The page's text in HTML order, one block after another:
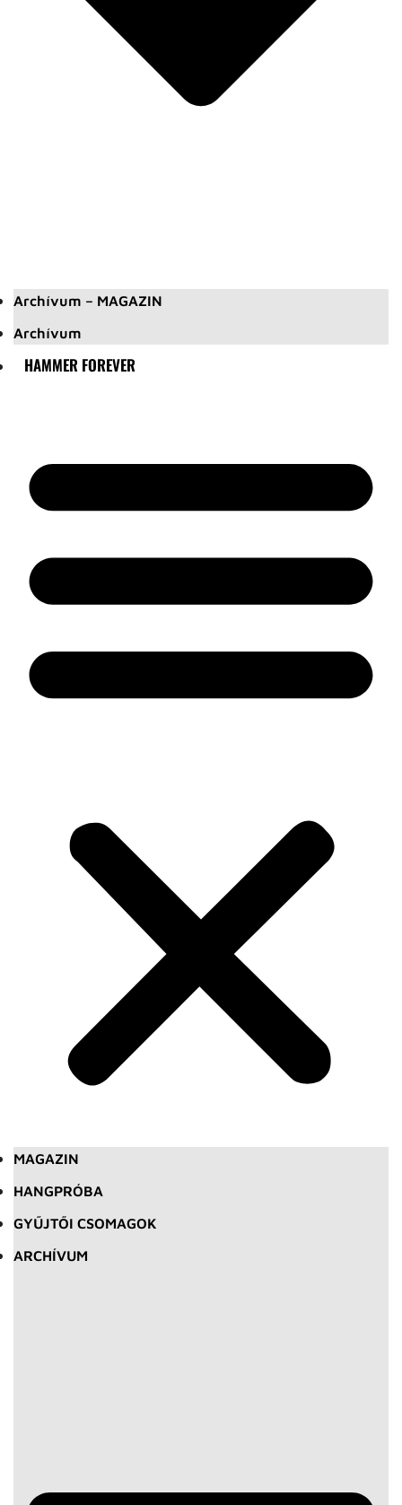
Archívum – MAGAZIN
Archívum
HAMMER FOREVER
MAGAZIN
HANGPRÓBA
GYŰJTŐI CSOMAGOK
ARCHÍVUM